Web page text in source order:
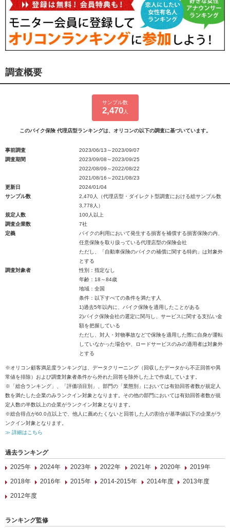
調査概要
サンプル数
2,470人
このバイク保険 代理店型ランキングは、オリコンの以下の調査に基づいています。
事前調査
2023/06/13～2023/09/07
調査期間
2023/09/08～2023/09/25
2022/08/09～2022/08/22
2021/08/16～2021/08/23
更新日
2024/01/04
サンプル数
2,470人（代理店型・ダイレクト型調査における総サンプル数
3,778人）
規定人数
100人以上
調査企業数
7社
定義
バイクの利用において発生する損害を補償する損害保険の内、
任意保険を取り扱っている代理店型の保険会社
ただし、「自動車保険のバイクの補償に関する特約」は対象外
とする
調査対象者
性別：指定なし
年齢：18～84歳
地域：全国
条件：以下すべての条件を満たす人
1)過去5年以内に、バイク保険を適用したことがある
2)バイク保険会社の選定に関与し、サービスに関する支払い金
額を把握している
ただし、対人・対物事故などで保険を適用した際に自身が運転
していなかった場合や、ロードサービスのみの適用者は対象外
とする
※オリコン顧客満足度ランキングは、データクリーニング（回収したデータから不正回答や異
常値を排除）および調査対象者条件から外れた回答を除外した上で作成しています。
※「総合ランキング」、「評価項目別」、部門の「業態別」においては有効回答者数が規定人
数を満たした企業のみランクイン対象となります。その他の部門においては有効回答者数が規
定人数の半数以上の企業がランクイン対象となります。
※総合得点が60.0点以上で、他人に薦めたくないと回答した人の割合が基準値以下の企業がラ
ンクイン対象となります。
≫ 詳細はこちら
過去ランキング
2025年
2024年 2023年 2022年 2021年 2020年
2019年
2018年
2016年 2015年 2014-2015年 2014年度
2013年度
2012年度
ランキング監修